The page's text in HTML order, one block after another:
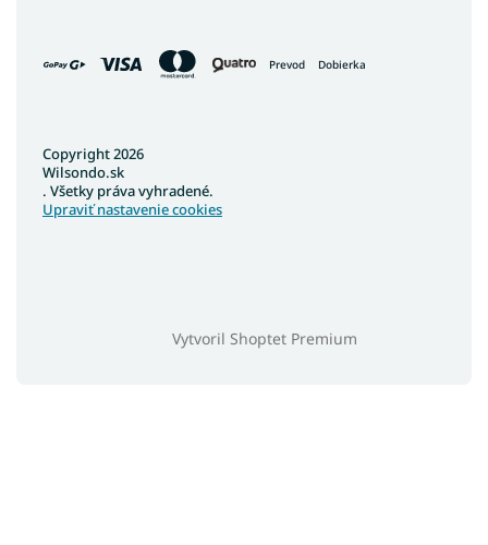
Prevod Dobierka
Vytvoril Shoptet Premium
Copyright 2026
Wilsondo.sk
. Všetky práva vyhradené.
Upraviť nastavenie cookies